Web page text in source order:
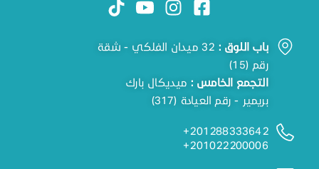
باب اللوق :
32 ميدان الفلكي - شقة
رقم (15)
التجمع الخامس : ميديكال بارك
بريمير - رقم العيادة (317)
201288333642+
201022200006+